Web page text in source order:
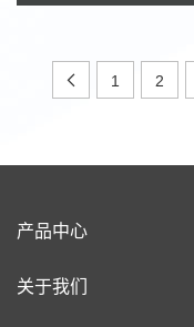
1 2
产品中心
关于我们